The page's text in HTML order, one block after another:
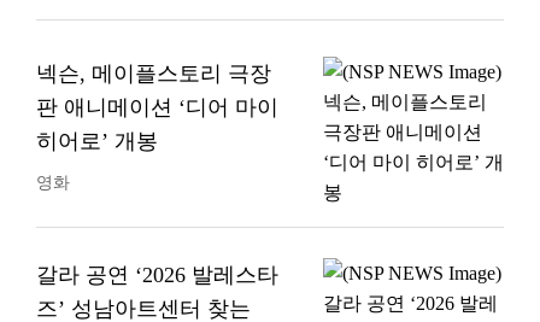
넥슨, 메이플스토리 극장
판 애니메이션 ‘디어 마이
히어로’ 개봉
영화
갈라 공연 ‘2026 발레스타
즈’ 성남아트센터 찾는